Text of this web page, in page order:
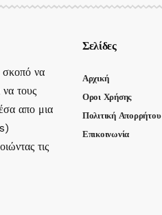
να
τους
απο μια
τις
Σελίδες
Αρχική
Οροι Χρήσης
Πολιτική Απορρήτου
Επικοινωνία